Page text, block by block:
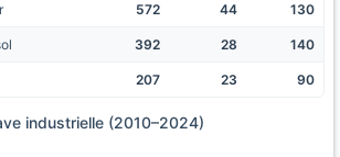
572 44 130
392 28 140
207 23 90
industrielle (2010–2024)